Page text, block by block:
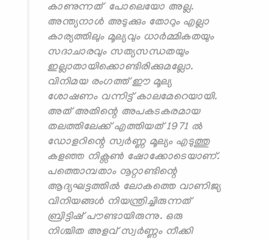
കാണുന്നത് പോലെയോ അല്ല.
അന്ത്യനാൾ അടുക്കും തോറും എല്ലാ
കാര്യത്തിലും മൂല്യവും ധാർമ്മികതയും
സദാചാരവും സത്യസന്ധതയും
ഇല്ലാതായിക്കൊണ്ടിരിക്കുമല്ലോ.
വിനിമയ രംഗത്ത് ഈ മൂല്യ
ശോഷണം വന്നിട്ട് കാലമേറെയായി.
അത് അതിന്റെ അപകടകരമായ
തലത്തിലേക്ക് എത്തിയത് 1971 ൽ
ഡോളറിന്റെ സ്വർണ്ണ മൂല്യം എടുത്തു
കളഞ്ഞ നിക്സൺ ഷോക്കോടെയാണ്.
പത്തൊമ്പതാം നൂറ്റാണ്ടിന്റെ
ആദ്യഘട്ടത്തില്‍ ലോകത്തെ വാണിജ്യ
വിനിയങ്ങൾ നിയന്ത്രിച്ചിരുന്നത്
ബ്രിട്ടിഷ് പൗണ്ടായിരുന്നു. ഒരു
നിശ്ചിത അളവ് സ്വര്‍ണ്ണം നീക്കി